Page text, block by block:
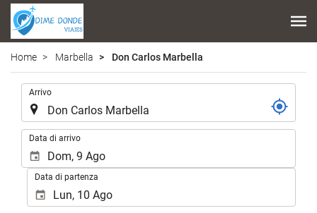
Home Marbella Don Carlos Marbella
Arrivo
Data di arrivo
Data di partenza